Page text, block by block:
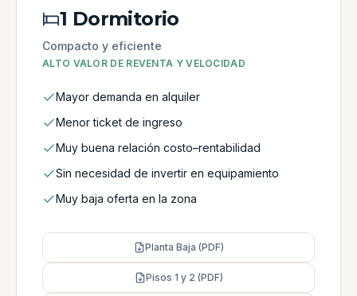
1 Dormitorio
Compacto y eficiente
ALTO VALOR DE REVENTA Y VELOCIDAD
Mayor demanda en alquiler
Menor ticket de ingreso
Muy buena relación costo–rentabilidad
Sin necesidad de invertir en equipamiento
Muy baja oferta en la zona
Planta Baja (PDF)
Pisos 1 y 2 (PDF)